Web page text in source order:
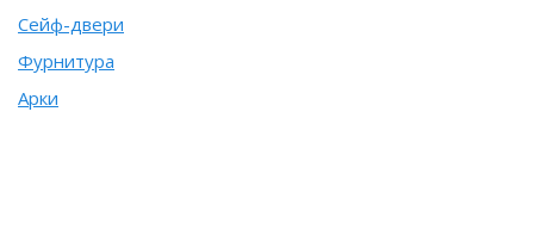
Сейф-двери
Фурнитура
Арки